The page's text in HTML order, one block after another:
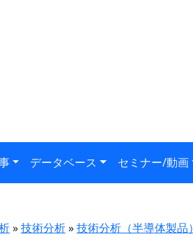
データベース セミナー/動画
»技術分析»技術分析（半導体製品）